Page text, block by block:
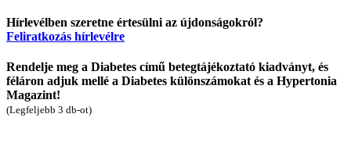
Hírlevélben szeretne értesülni az újdonságokról?
Feliratkozás hírlevélre
Rendelje meg a Diabetes című betegtájékoztató kiadványt, és
féláron adjuk mellé a Diabetes különszámokat és a Hypertonia
Magazint!
(Legfeljebb 3 db-ot)